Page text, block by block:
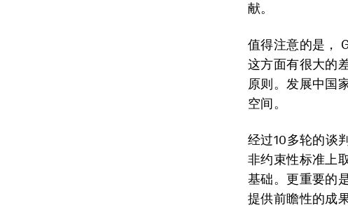
献。
值得注意的是，
这方面有很大的
原则。发展中国
空间。
经过10多轮的谈
非约束性标准上
基础。更重要的
提供前瞻性的成果